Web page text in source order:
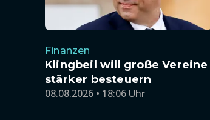
Finanzen
Klingbeil will große Vereine
stärker besteuern
08.08.2026 • 18:06 Uhr